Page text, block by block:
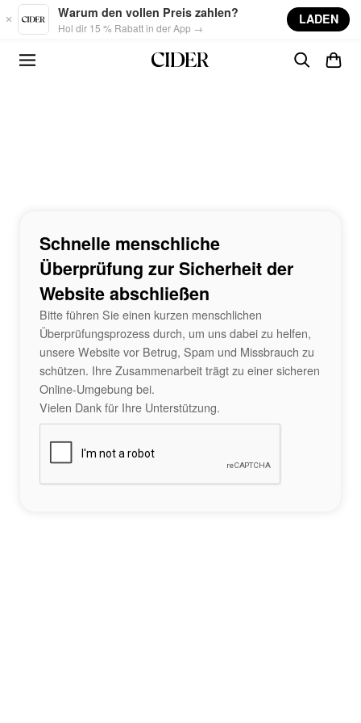
Skip to main content
Warum den vollen Preis zahlen?
Hol dir 15 % Rabatt in der App →
LADEN
Schnelle menschliche
Überprüfung zur Sicherheit der
Website abschließen
Bitte führen Sie einen kurzen menschlichen
Überprüfungsprozess durch, um uns dabei zu helfen,
unsere Website vor Betrug, Spam und Missbrauch zu
schützen. Ihre Zusammenarbeit trägt zu einer sicheren
Online-Umgebung bei.
Vielen Dank für Ihre Unterstützung.